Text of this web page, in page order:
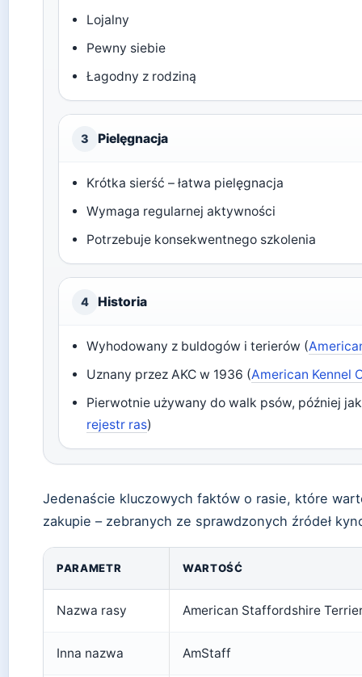
Lojalny
Pewny siebie
Łagodny z rodziną
3 Pielęgnacja
Krótka sierść – łatwa pielęgnacja
Wymaga regularnej aktywności
Potrzebuje konsekwentnego szkolenia
4 Historia
Wyhodowany z buldogów i terierów (
Uznany przez AKC w 1936 (American Kennel
Pierwotnie używany do walk psów, później
rejestr ras)
Jedenaście kluczowych faktów o rasie, które
zakupie – zebranych ze sprawdzonych źródeł
PARAMETR WARTOŚĆ
Nazwa rasy American Staffordshire
Inna nazwa AmStaff